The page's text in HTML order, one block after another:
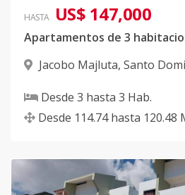
HASTA US$ 147,000
Jacobo Majluta, Santo
Desde 3 hasta 3 Hab.
Desde 114.74 hasta 120.48